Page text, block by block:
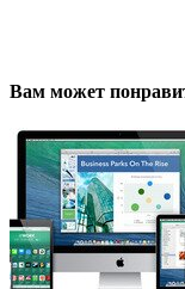
Вам может